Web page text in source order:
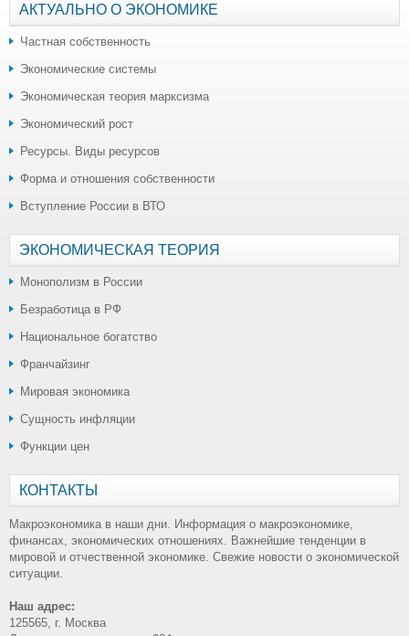
АКТУАЛЬНО О ЭКОНОМИКЕ
Частная собственность
Экономические системы
Экономическая теория марксизма
Экономический рост
Ресурсы. Виды ресурсов
Форма и отношения собственности
Вступление России в ВТО
ЭКОНОМИЧЕСКАЯ ТЕОРИЯ
Монополизм в России
Безработица в РФ
Национальное богатство
Франчайзинг
Мировая экономика
Сущность инфляции
Функции цен
КОНТАКТЫ
Макроэкономика в наши дни. Информация о макроэкономике,
финансах, экономических отношениях. Важнейшие тенденции в
мировой и отчественной экономике. Свежие новости о экономической
ситуации.
Наш адрес:
125565, г. Москва